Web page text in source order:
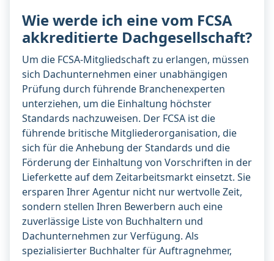
Wie werde ich eine vom FCSA
akkreditierte Dachgesellschaft?
Um die FCSA-Mitgliedschaft zu erlangen, müssen
sich Dachunternehmen einer unabhängigen
Prüfung durch führende Branchenexperten
unterziehen, um die Einhaltung höchster
Standards nachzuweisen. Der FCSA ist die
führende britische Mitgliederorganisation, die
sich für die Anhebung der Standards und die
Förderung der Einhaltung von Vorschriften in der
Lieferkette auf dem Zeitarbeitsmarkt einsetzt. Sie
ersparen Ihrer Agentur nicht nur wertvolle Zeit,
sondern stellen Ihren Bewerbern auch eine
zuverlässige Liste von Buchhaltern und
Dachunternehmen zur Verfügung. Als
spezialisierter Buchhalter für Auftragnehmer,